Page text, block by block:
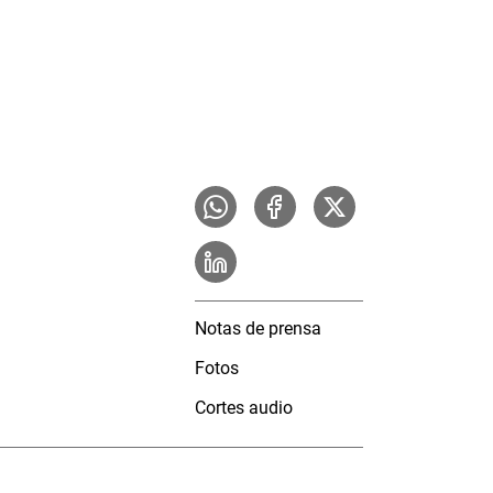
Notas de prensa
Fotos
Cortes audio